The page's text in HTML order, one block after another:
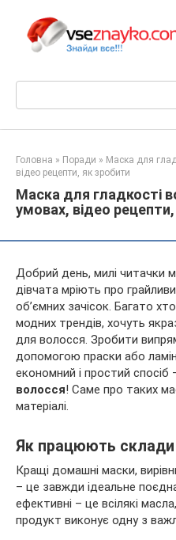
вмісту
Головна » Поради » Маска для
відео рецепти, як зробити
Маска для гладкості
умовах, відео
Добрий день, милі читачки
дівчата мріють про
об’ємних зачісок. Багато
модних трендів, хочуть
для волосся. Зробити
допомогою праски або
економний і простий спосіб
волосся! Саме про таких
матеріалі.
Як працюють склади
Кращі домашні маски,
– це завжди ідеальне
ефективні – це всілякі
продукт виконує одну з